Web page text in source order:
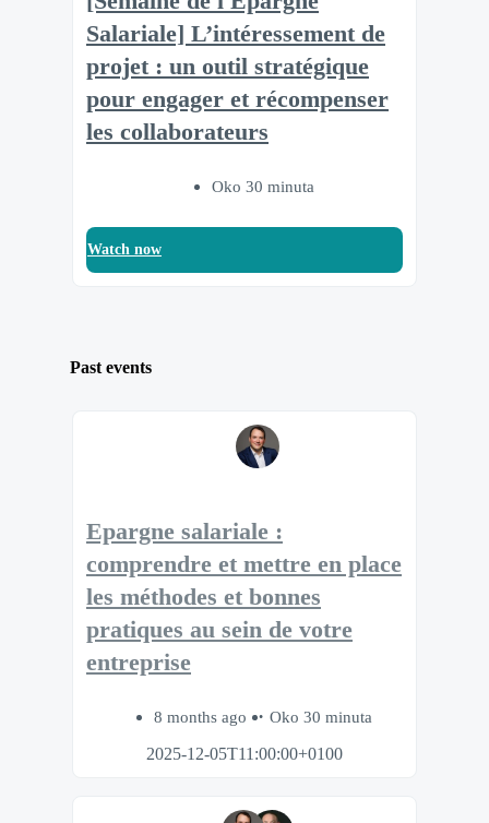
Salariale] L’intéressement de
projet : un outil stratégique
pour engager et récompenser
les collaborateurs
Oko 30 minuta
Watch now
Past events
Epargne salariale :
comprendre et mettre en place
les méthodes et bonnes
pratiques au sein de votre
entreprise
8 months ago
Oko 30 minuta
2025-12-05T11:00:00+0100